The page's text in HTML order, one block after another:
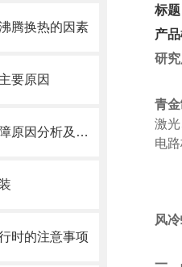
腾换热的因素
要原因
工业冷水机制冷故系统障原因分析及处理方法
时的注意事项
标
产
研
青
激
电
风
一、